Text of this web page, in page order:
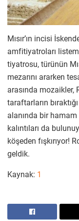
Mısır’ın incisi
amfitiyatroları
tiyatrosu, türünün
mezarını ararken
arasında mozaikler,
taraftarların
alanında bir
kalıntıları da
köşeden fışkırıyor!
geldik.
Kaynak: 1